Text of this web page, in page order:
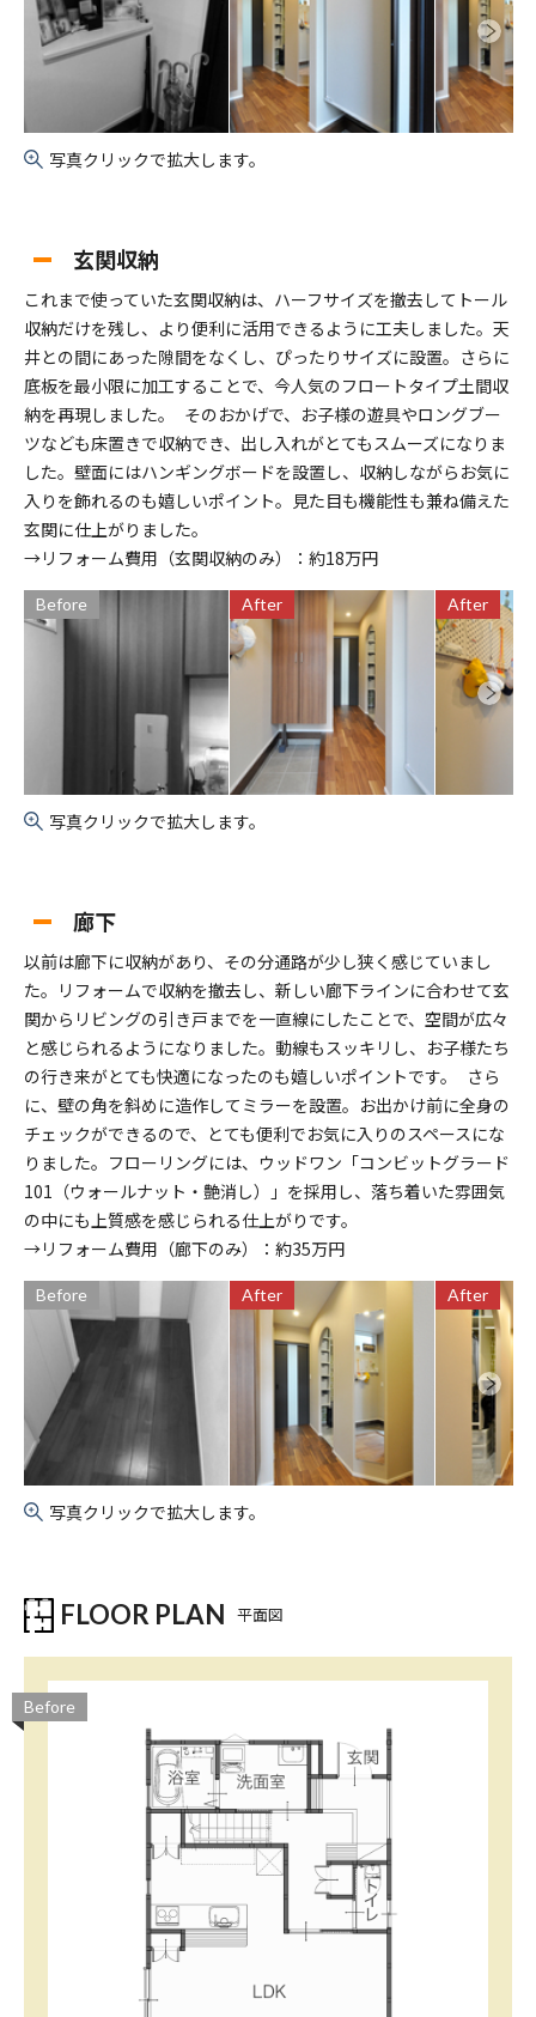
写真クリックで拡大します。
玄関収納
これまで使っていた玄関収納は、ハーフサイズを撤去してトール
収納だけを残し、より便利に活用できるように工夫しました。天
井との間にあった隙間をなくし、ぴったりサイズに設置。さらに
底板を最小限に加工することで、今人気のフロートタイプ土間収
納を再現しました。 そのおかげで、お子様の遊具やロングブー
ツなども床置きで収納でき、出し入れがとてもスムーズになりま
した。壁面にはハンギングボードを設置し、収納しながらお気に
入りを飾れるのも嬉しいポイント。見た目も機能性も兼ね備えた
玄関に仕上がりました。
→リフォーム費用（玄関収納のみ）：約18万円
Before After After
写真クリックで拡大します。
廊下
以前は廊下に収納があり、その分通路が少し狭く感じていまし
た。リフォームで収納を撤去し、新しい廊下ラインに合わせて玄
関からリビングの引き戸までを一直線にしたことで、空間が広々
と感じられるようになりました。動線もスッキリし、お子様たち
の行き来がとても快適になったのも嬉しいポイントです。 さら
に、壁の角を斜めに造作してミラーを設置。お出かけ前に全身の
チェックができるので、とても便利でお気に入りのスペースにな
りました。フローリングには、ウッドワン「コンビットグラード
101（ウォールナット・艶消し）」を採用し、落ち着いた雰囲気
の中にも上質感を感じられる仕上がりです。
→リフォーム費用（廊下のみ）：約35万円
Before After After
写真クリックで拡大します。
FLOOR PLAN 平面図
Before